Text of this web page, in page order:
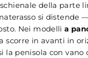
della parte
si distende
Nei modellia
scorre in avanti in
la penisola con vano